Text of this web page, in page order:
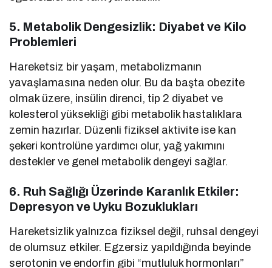
5. Metabolik Dengesizlik: Diyabet ve Kilo
Problemleri
Hareketsiz bir yaşam, metabolizmanın
yavaşlamasına neden olur. Bu da başta obezite
olmak üzere, insülin direnci, tip 2 diyabet ve
kolesterol yüksekliği gibi metabolik hastalıklara
zemin hazırlar. Düzenli fiziksel aktivite ise kan
şekeri kontrolüne yardımcı olur, yağ yakımını
destekler ve genel metabolik dengeyi sağlar.
6. Ruh Sağlığı Üzerinde Karanlık Etkiler:
Depresyon ve Uyku Bozuklukları
Hareketsizlik yalnızca fiziksel değil, ruhsal dengeyi
de olumsuz etkiler. Egzersiz yapıldığında beyinde
serotonin ve endorfin gibi “mutluluk hormonları”